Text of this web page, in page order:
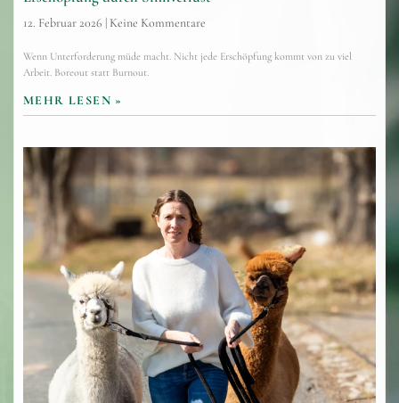
12. Februar 2026 Keine Kommentare
Wenn Unterforderung müde macht. Nicht jede Erschöpfung kommt von zu viel
Arbeit. Boreout statt Burnout.
MEHR LESEN »